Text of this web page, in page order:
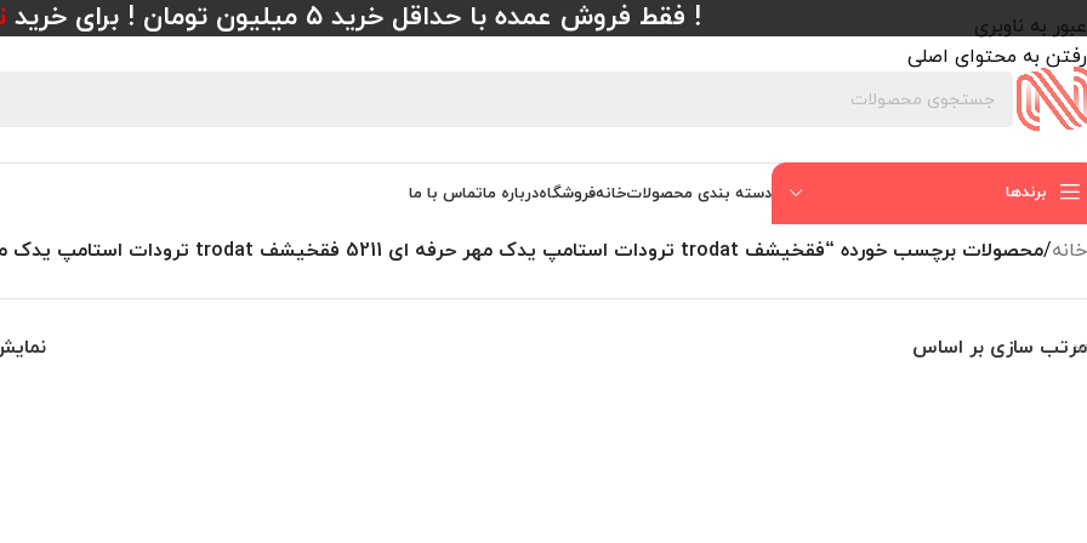
عبور به ناوبری
رفتن به محتوای اصلی
! فقط فروش عمده با حداقل خرید ۵ میلیون تومان ! برای خرید
برندها دسته بندی محصولاتخانهفروشگاهدرباره ماتماس با ما
خانه/محصولات برچسب خورده “فقخیشف trodat ترودات استامپ یدک مهر حرفه ای 5211 فقخیشف trodat ترودات استامپ یدک مهر حرفه ای 5211 ترودات”
مرتب سازی بر اساس